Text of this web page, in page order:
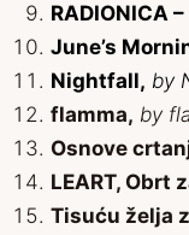
RADIONICA
June’s
Nightfall, by
flamma, by
Osnove
LEART, Obrt
Tisuću želja